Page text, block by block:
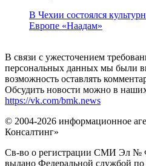
В Чехии состоялся
Европе «Наадам»
В связи с ужесточением
персональных данных мы были
возможность оставлять
Обсудить новости можно в
https://vk.com/bmk.news
© 2004-2026 информационное
Консалтинг»
Св-во о регистрации СМИ Эл №
выдано Федеральной службой по